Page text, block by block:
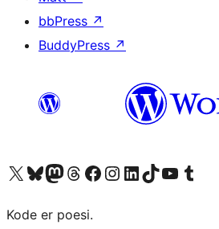
bbPress ↗
BuddyPress ↗
Besøg vores X (tidligere Twitter) konto
Besøg vores Bluesky-konto
Besøg vores Mastodon konto
Besøg vores Threads-konto
Besøg vores Facebook sideBesøg vores Instagram konto
Besøg vores LinkedIn konto
Besøg vores TikTok-konto
Besøg vores YouTube-kanalBesøg vores Tumblr-konto
Kode er poesi.